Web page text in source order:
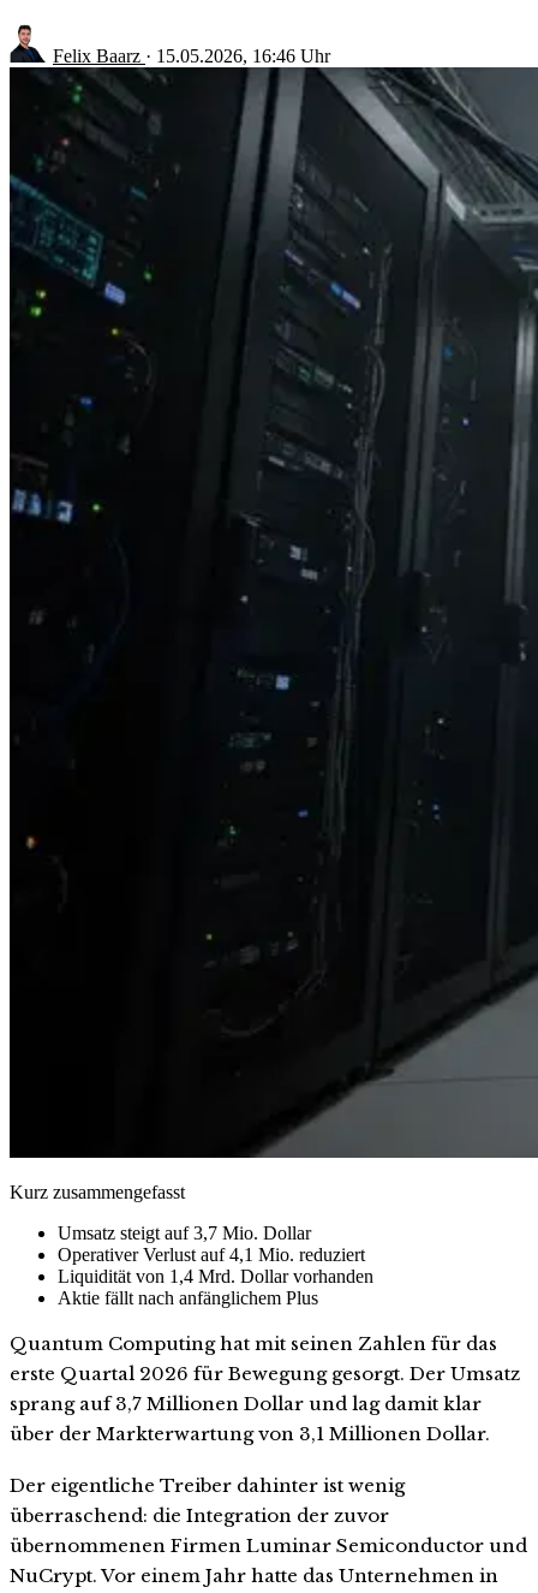
Felix Baarz · 15.05.2026, 16:46 Uhr
Kurz zusammengefasst
Umsatz steigt auf 3,7 Mio. Dollar
Operativer Verlust auf 4,1 Mio. reduziert
Liquidität von 1,4 Mrd. Dollar vorhanden
Aktie fällt nach anfänglichem Plus
Quantum Computing hat mit seinen Zahlen für das
erste Quartal 2026 für Bewegung gesorgt. Der Umsatz
sprang auf 3,7 Millionen Dollar und lag damit klar
über der Markterwartung von 3,1 Millionen Dollar.
Der eigentliche Treiber dahinter ist wenig
überraschend: die Integration der zuvor
übernommenen Firmen Luminar Semiconductor und
NuCrypt. Vor einem Jahr hatte das Unternehmen in